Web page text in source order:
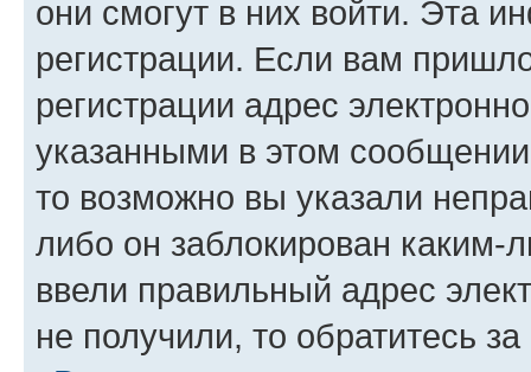
они смогут в них войти. Эта
регистрации. Если вам
регистрации адрес
указанными в этом
то возможно вы указали
либо он заблокирован
ввели правильный адрес
не получили, то обратитесь